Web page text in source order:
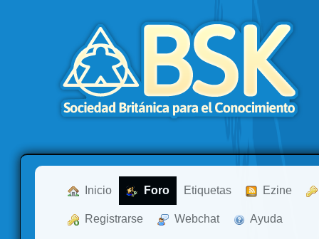
Inicio Foro Etiquetas Ezine
Registrarse Webchat Ayuda